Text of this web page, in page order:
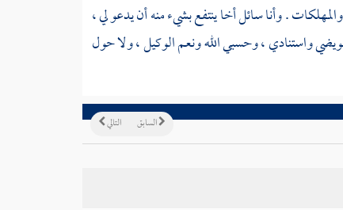
. وأنا سائل أخا ينتفع بشيء منه أن يدعو لي ،
واستنادي ، وحسبي الله ونعم الوكيل ، ولا حول
التالي السابق